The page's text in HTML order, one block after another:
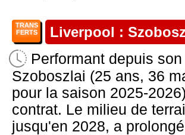
TRANS
FERTS
Liverpool :
Performant depuis
Szoboszlai (25 ans, 36
pour la saison 2025-
contrat. Le milieu de
jusqu'en 2028, a